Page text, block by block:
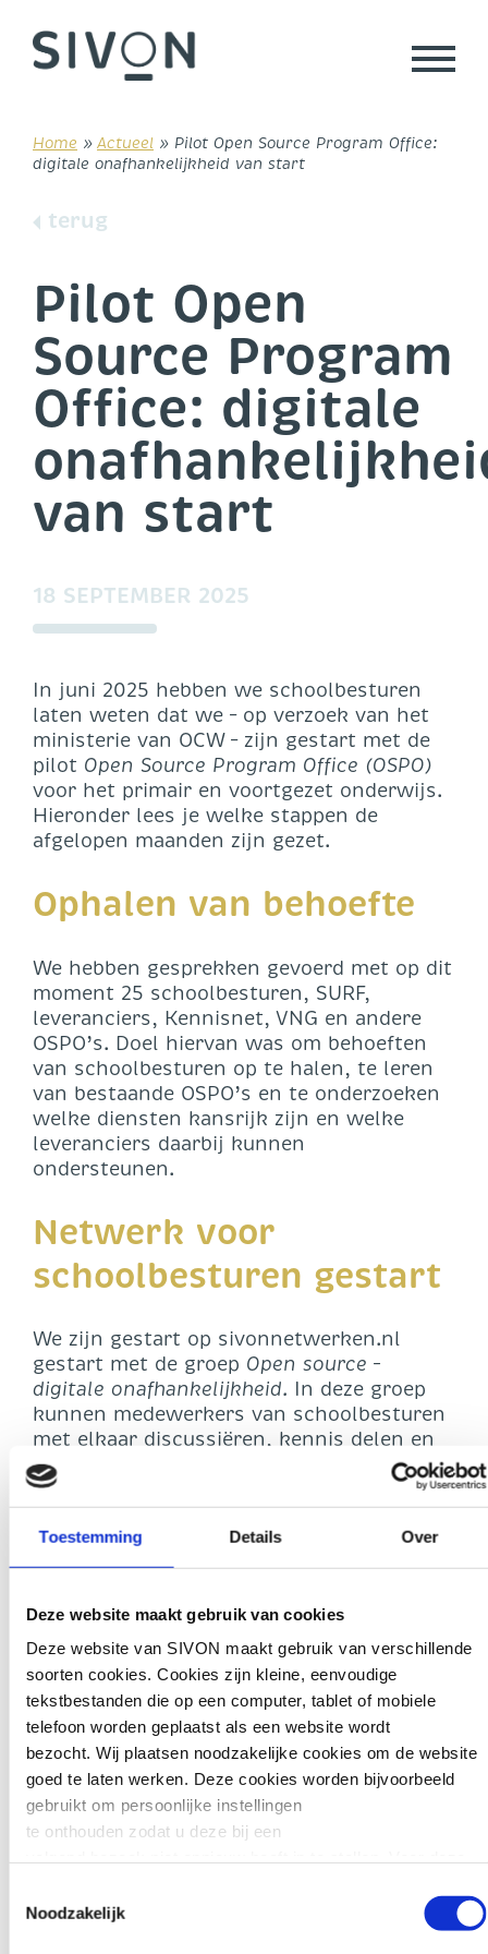
Toestemming Details Over
Deze website maakt gebruik van cookies
Deze website van SIVON maakt gebruik van verschillende
soorten cookies. Cookies zijn kleine, eenvoudige
tekstbestanden die op een computer, tablet of mobiele
telefoon worden geplaatst als een website wordt
bezocht. Wij plaatsen noodzakelijke cookies om de website
goed te laten werken. Deze cookies worden bijvoorbeeld
gebruikt om persoonlijke instellingen
te onthouden zodat u deze bij een
Soms embedden wij content van andere websites, zoals
Noodzakelijk
content
Home » Actueel » Pilot Open Source Program Office:
digitale onafhankelijkheid van start
terug
Pilot Open
Source Program
Office: digitale
van start
18 SEPTEMBER 2025
In juni 2025 hebben we schoolbesturen
laten weten dat we – op verzoek van het
ministerie van OCW – zijn gestart met de
pilot Open Source Program Office (OSPO)
voor het primair en voortgezet onderwijs.
Hieronder lees je welke stappen de
afgelopen maanden zijn gezet.
Ophalen van behoefte
We hebben gesprekken gevoerd met op dit
moment 25 schoolbesturen, SURF,
leveranciers, Kennisnet, VNG en andere
OSPO’s. Doel hiervan was om behoeften
van schoolbesturen op te halen, te leren
van bestaande OSPO’s en te onderzoeken
welke diensten kansrijk zijn en welke
leveranciers daarbij kunnen
ondersteunen.
Netwerk voor
schoolbesturen gestart
We zijn gestart op sivonnetwerken.nl
gestart met de groep Open source –
digitale onafhankelijkheid. In deze groep
kunnen medewerkers van schoolbesturen
met elkaar discussiëren, kennis delen en
vragen stellen over open source en
digitale onafhankelijkheid. Informatie over
producten en pilots worden ook binnen
deze groep gedeeld. Je kunt je aanmelden
viadeze link.
Webinar
Op 18 september hebben we een webinar
georganiseerd voor geïnteresseerde
schoolbesturen. De presentatie van dit
webinar is te vinden in bovenstaand
netwerk. In deze presentatie vind je ook
de uitkomsten van de gesprekken met de
schoolbesturen.
Meer informatie op